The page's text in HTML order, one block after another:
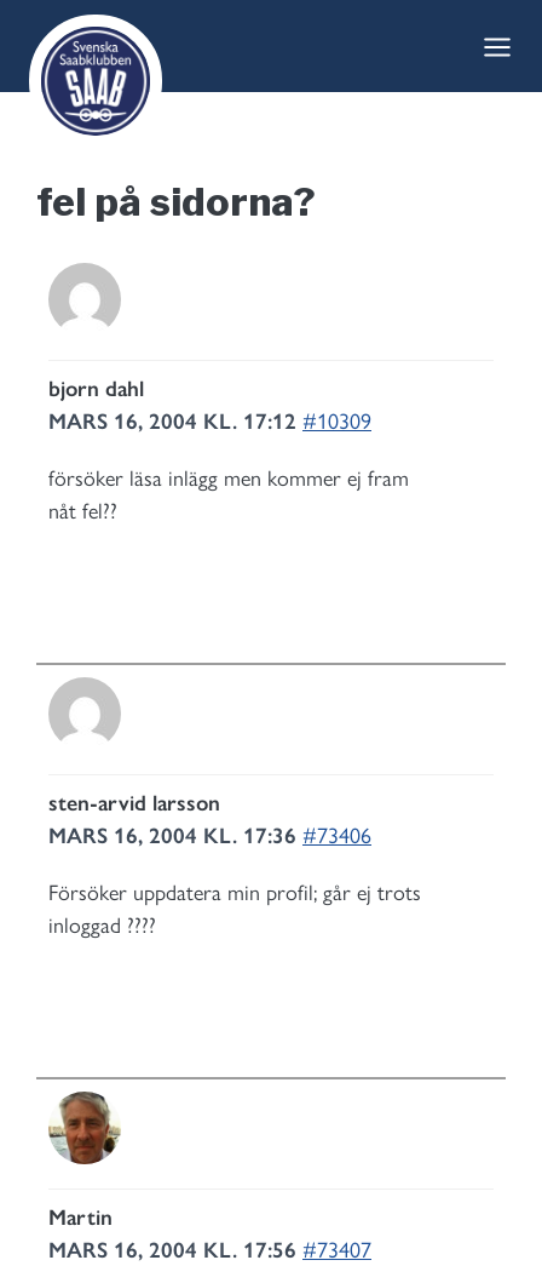
content
fel på sidorna?
bjorn dahl
MARS 16, 2004 KL. 17:12 #10309
försöker läsa inlägg men kommer ej fram
nåt fel??
sten-arvid larsson
MARS 16, 2004 KL. 17:36 #73406
Försöker uppdatera min profil; går ej trots
inloggad ????
Martin
MARS 16, 2004 KL. 17:56 #73407